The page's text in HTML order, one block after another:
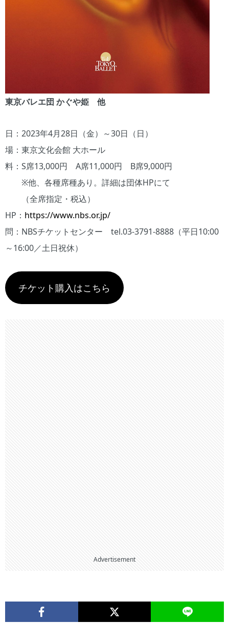
東京バレエ団 かぐや姫 他
日：2023年4月28日（金）～30日（日）
場：東京文化会館 大ホール
料：S席13,000円 A席11,000円 B席9,000円
※他、各種席種あり。詳細は団体HPにて
（全席指定・税込）
HP： https://www.nbs.or.jp/
問：NBSチケットセンター tel.03-3791-8888（平日10:00
～16:00／土日祝休）
チケット購入はこちら
Advertisement